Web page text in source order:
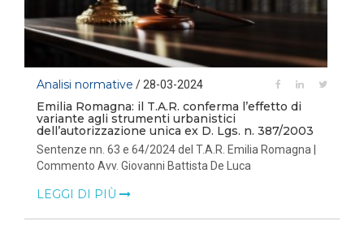
Analisi normative / 28-03-2024
Emilia Romagna: il T.A.R. conferma l’effetto di
variante agli strumenti urbanistici
dell’autorizzazione unica ex D. Lgs. n. 387/2003
Sentenze nn. 63 e 64/2024 del T.A.R. Emilia Romagna |
Commento Avv. Giovanni Battista De Luca
LEGGI DI PIÙ